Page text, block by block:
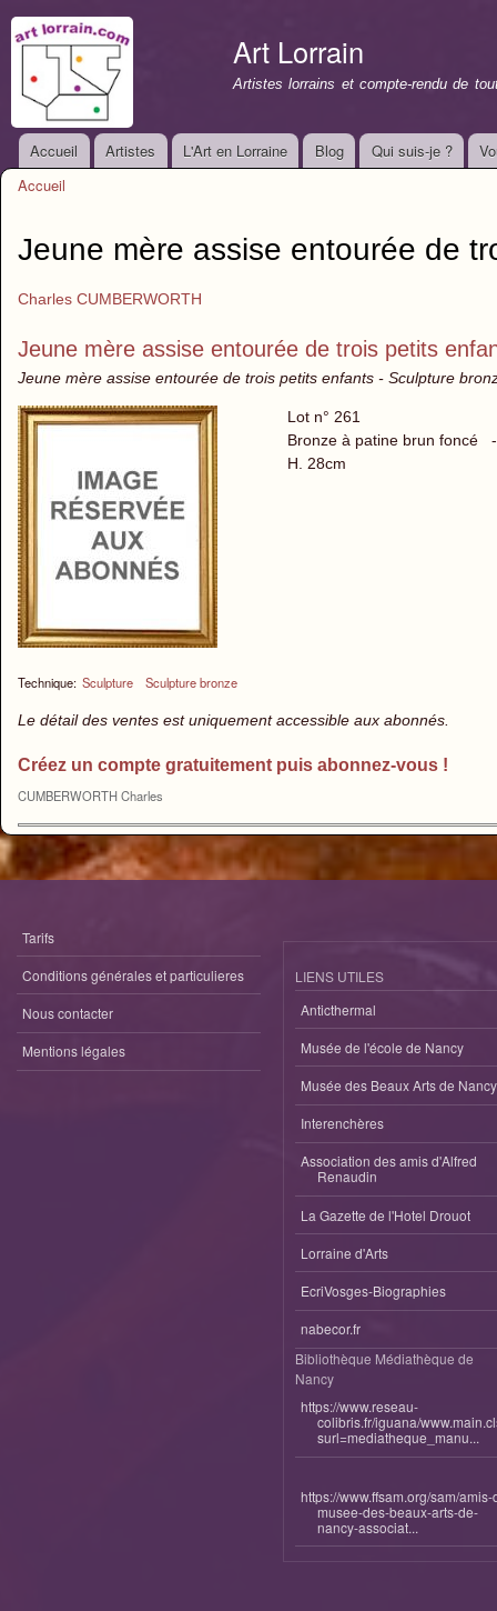
Art Lorrain
Artistes lorrains et compte-rendu de
Menu principal
Accueil Artistes L'Art en Lorraine Blog Qui suis-je ?
Accueil
Jeune mère assise entourée de
Charles CUMBERWORTH
Jeune mère assise entourée de trois petits
Jeune mère assise entourée de trois petits enfants - Sculpture
Technique: Sculpture Sculpture bronze
Lot n° 261
Bronze à patine brun foncé
H. 28cm
Le détail des ventes est uniquement accessible aux abonnés.
Créez un compte gratuitement puis abonnez-vous !
CUMBERWORTH Charles
Tarifs
Conditions générales et particulieres
Nous contacter
Mentions légales
LIENS UTILES
Anticthermal
Musée de l'école de Nancy
Musée des Beaux Arts de Nancy
Interenchères
Association des amis d'Alfred
Renaudin
La Gazette de l'Hotel Drouot
Lorraine d'Arts
EcriVosges-Biographies
nabecor.fr
Bibliothèque Médiathèque de
Nancy
https://www.reseau-
colibris.fr/iguana/
surl=mediatheque_manu...
https://www.ffsam.org/sam/amis-
musee-des-beaux-arts-de-
nancy-associat...